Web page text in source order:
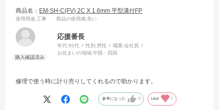
商品名： EM-SH-C(FV) 2C X 1.6mm 平型溝付FP
使用用途:工事 商品の使用感:良い
応援番長
年代:50代 性別:男性 職業:会社員
お住まいの地域:中国・四国
修理で使う時に計り売りしてくれるので助かります。
参考になった 0 Like! 1